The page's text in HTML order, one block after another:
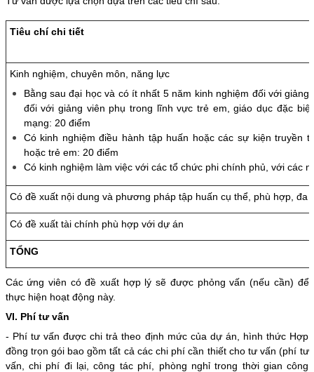
Tiêu chí chi tiết
Kinh nghiệm, chuyên môn, năng lực
Bằng sau đại học và có ít nhất 5 năm kinh nghiệm đối với
đối với giảng viên phụ trong lĩnh vực trẻ em, giáo dục đặc
mạng: 20 điểm
Có kinh nghiệm điều hành tập huấn hoặc các sự kiện truyền
hoặc trẻ em: 20 điểm
Có kinh nghiệm làm việc với các tổ chức phi chính phủ, với các
Có đề xuất nội dung và phương pháp tập huấn cụ thể, phù hợp, đa
Có đề xuất tài chính phù hợp với dự án
TỔNG
Các ứng viên có đề xuất hợp lý sẽ được phỏng vấn (nếu cần) để
thực hiện hoạt động này.
VI. Phí tư vấn
- Phí tư vấn được chi trả theo định mức của dự án, hình thức Hợp
đồng trọn gói bao gồm tất cả các chi phí cần thiết cho tư vấn (phí tư
vấn, chi phí đi lại, công tác phí, phòng nghỉ trong thời gian công